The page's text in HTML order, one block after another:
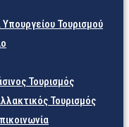
Τουρισμού
Τουρισμός
Τουρισμός